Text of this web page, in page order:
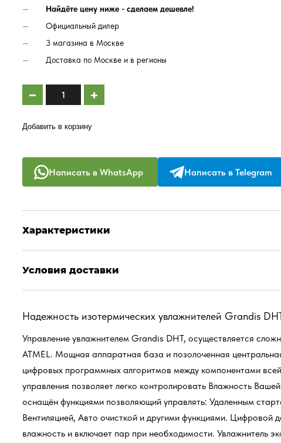
Найдёте цену ниже - сделаем дешевле!
Официальный дилер
3 магазина в Москве
Доставка по Москве и в регионы
Добавить в корзину
Написать в WhatsApp Написать в Telegram
Характеристики
Условия доставки
Надежность изотермических увлажнителей Grandis
Управление увлажнителем Grandis DHT, осуществляется
ATMEL. Мощная аппаратная база и позолоченная
цифровых программных алгоритмов между компонентами
управления позволяет легко контролировать Влажность
оснащён функциями позволяющий управлять: Удаленным
Вентиляцией, Авто очисткой и другими функциями. Цифровой
влажность и включает пар при необходимости. Увлажнитель